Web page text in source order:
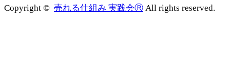
Copyright © 売れる仕組み 実践会Ⓡ All rights reserved.